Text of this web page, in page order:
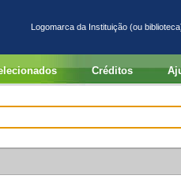
Logomarca da Instituição (ou
Créditos